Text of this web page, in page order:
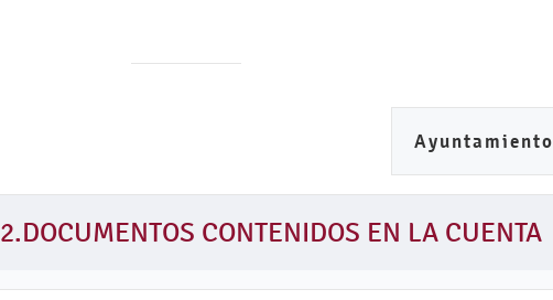
Ayuntamiento
2.DOCUMENTOS CONTENIDOS EN LA CUENTA